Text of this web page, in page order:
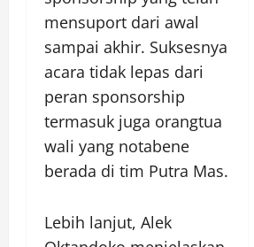
mensuport dari awal
sampai akhir. Suksesnya
acara tidak lepas dari
peran sponsorship
termasuk juga orangtua
wali yang notabene
berada di tim Putra Mas.
Lebih lanjut, Alek